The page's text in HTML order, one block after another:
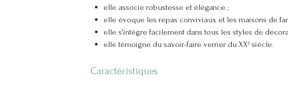
elle associe robustesse et élégance ;
elle évoque les repas conviviaux et les maisons de
elle s'intègre facilement dans tous les styles de
elle témoigne du savoir-faire verrier du XXᵉ siècle.
Caractéristiques